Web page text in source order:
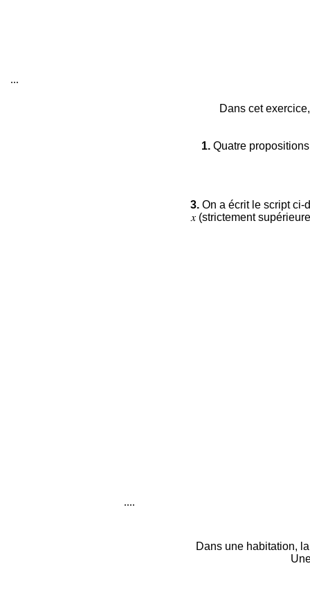
...
....
Dans cet
1. Quatre
3. On a écrit le script ci-
𝑥 (strictement
Dans une habitation,